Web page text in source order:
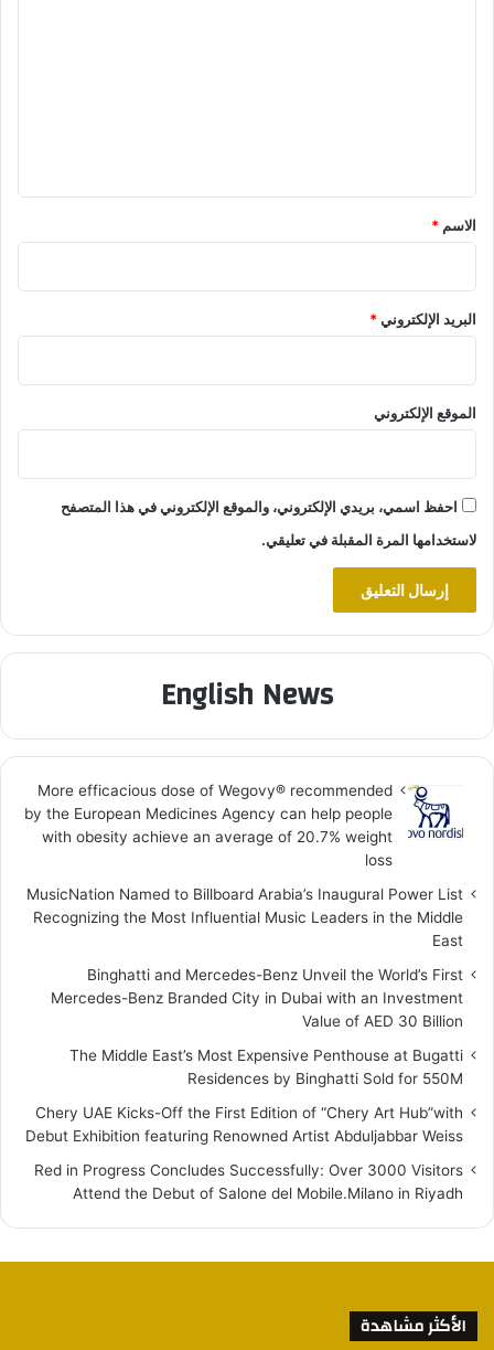
*
الاسم *
البريد الإلكتروني*
الموقع الإلكتروني
احفظ اسمي، بريدي الإلكتروني، والموقع الإلكتروني في هذا المتصفح
لاستخدامها المرة المقبلة في تعليقي.
English News
More efficacious dose of Wegovy®️ recommended
by the European Medicines Agency can help people
with obesity achieve an average of 20.7% weight
loss
MusicNation Named to Billboard Arabia’s Inaugural Power List
Recognizing the Most Influential Music Leaders in the Middle
East
Binghatti and Mercedes-Benz Unveil the World’s First
Mercedes-Benz Branded City in Dubai with an Investment
Value of AED 30 Billion
The Middle East’s Most Expensive Penthouse at Bugatti
Residences by Binghatti Sold for 550M
Chery UAE Kicks-Off the First Edition of “Chery Art Hub”with
Debut Exhibition featuring Renowned Artist Abduljabbar Weiss
Red in Progress Concludes Successfully: Over 3000 Visitors
Attend the Debut of Salone del Mobile.Milano in Riyadh
الأكثر مشاهدة